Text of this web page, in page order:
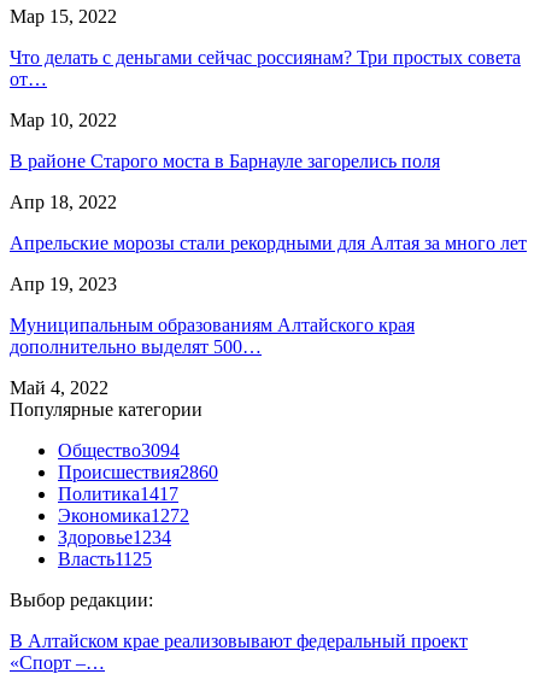
Мар 15, 2022
Что делать с деньгами сейчас россиянам? Три простых совета
от…
Мар 10, 2022
В районе Старого моста в Барнауле загорелись поля
Апр 18, 2022
Апрельские морозы стали рекордными для Алтая за много лет
Апр 19, 2023
Муниципальным образованиям Алтайского края
дополнительно выделят 500…
Май 4, 2022
Популярные категории
Общество3094
Происшествия2860
Политика1417
Экономика1272
Здоровье1234
Власть1125
Выбор редакции:
В Алтайском крае реализовывают федеральный проект
«Спорт –…